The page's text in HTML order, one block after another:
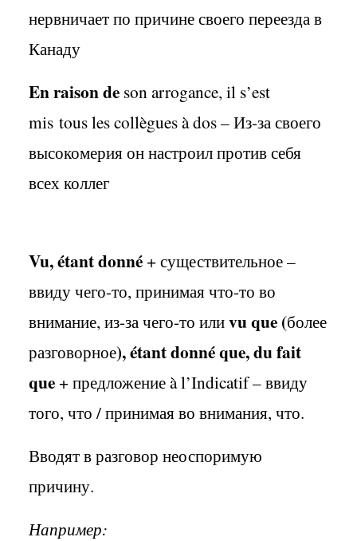
нервничает по причине своего переезда в
Канаду
Enraisonde sonarrogance, il s’est
mis touslescollègues à dos– Из-за своего
высокомерия он настроил против себя
всех коллег
Vu, étantdonné+ существительное –
ввиду чего-то, принимая что-то во
внимание, из-за чего-то илиvuque(более
разговорное), étantdonnéque,dufait
que+ предложение àl’Indicatif– ввиду
того, что / принимая во внимания, что.
Вводят в разговор неоспоримую
причину.
Например: